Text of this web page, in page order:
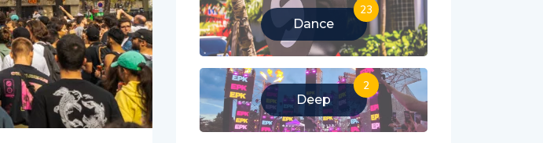
Dance
23
Deep
2